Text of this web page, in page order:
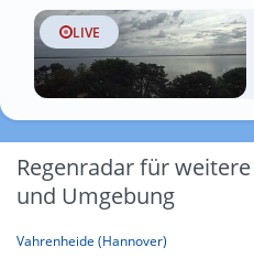
LIVE
Regenradar für
und Umgebung
Vahrenheide (Hannover)